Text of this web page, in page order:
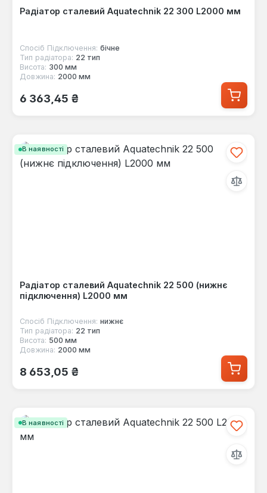
Радіатор сталевий Aquatechnik 22 300 L2000 мм
Спосіб Підключення: бічне
Тип радіатора: 22 тип
Висота: 300 мм
Довжина: 2000 мм
Звичайна ціна:
6 363,45 ₴
В наявності
Радіатор сталевий Aquatechnik 22 500 (нижнє
підключення) L2000 мм
Спосіб Підключення: нижнє
Тип радіатора: 22 тип
Висота: 500 мм
Довжина: 2000 мм
Звичайна ціна:
8 653,05 ₴
В наявності